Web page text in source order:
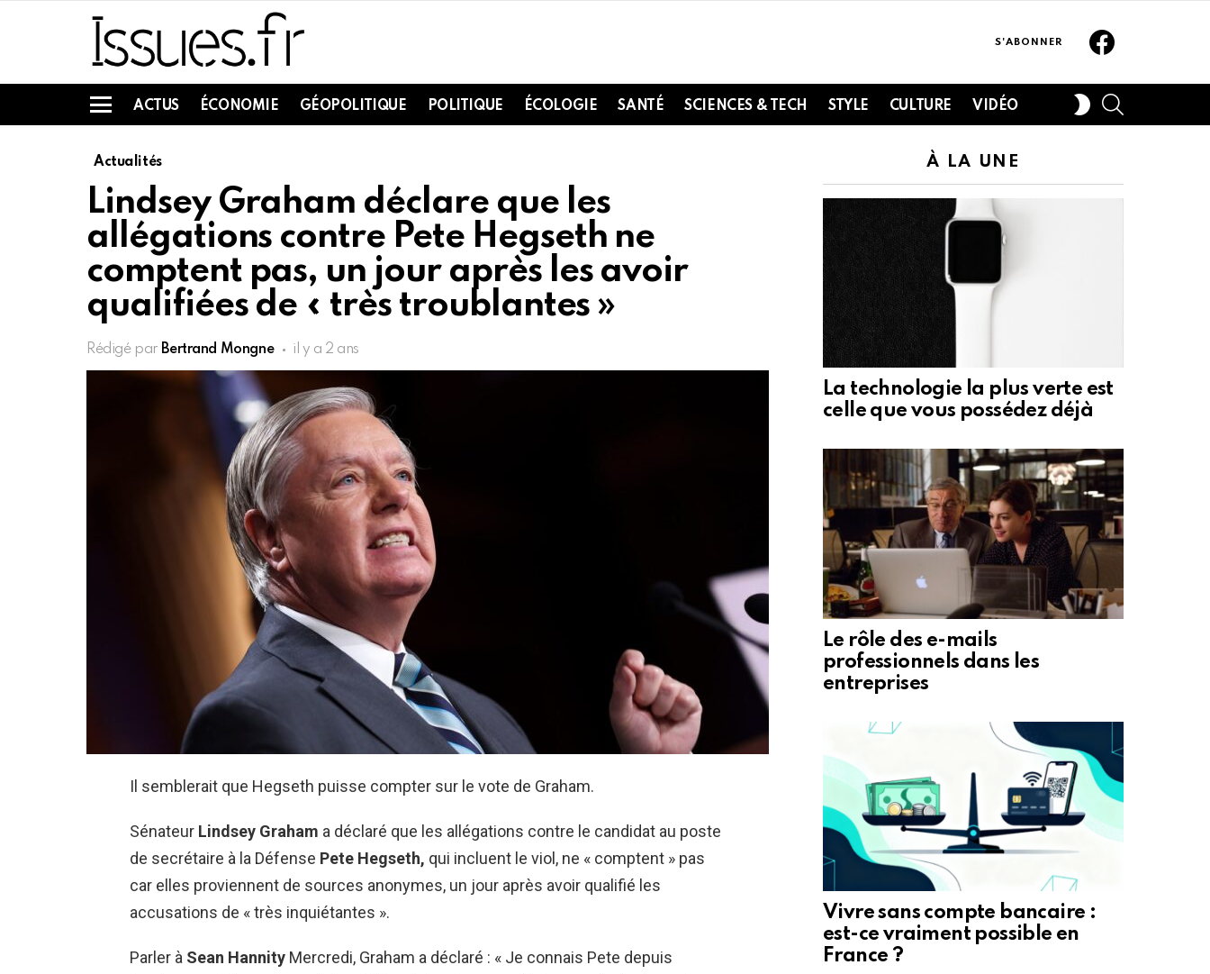
S'ABONNER
Menu
ACTUS ÉCONOMIE GÉOPOLITIQUE POLITIQUE ÉCOLOGIE SANTÉ SCIENCES & TECH STYLE CULTURE VIDÉO
SWITCH
SKIN
Actualités
Lindsey Graham déclare que les
allégations contre Pete Hegseth ne
comptent pas, un jour après les avoir
qualifiées de « très troublantes »
Rédigé par Bertrand Mongne il y a 2 ans
Il semblerait que Hegseth puisse compter sur le vote de Graham.
Sénateur Lindsey Graham a déclaré que les allégations contre le candidat au poste
de secrétaire à la Défense Pete Hegseth, qui incluent le viol, ne « comptent » pas
car elles proviennent de sources anonymes, un jour après avoir qualifié les
accusations de « très inquiétantes ».
Parler à Sean Hannity Mercredi, Graham a déclaré : « Je connais Pete depuis
À LA UNE
La technologie la plus verte est
celle que vous possédez déjà
Le rôle des e-mails
professionnels dans les
entreprises
Vivre sans compte bancaire :
est-ce vraiment possible en
France ?